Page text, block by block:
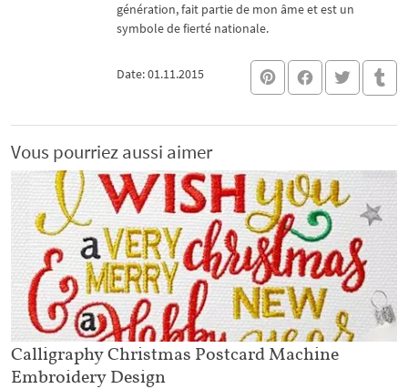
génération, fait partie de mon âme et est un
symbole de fierté nationale.
Date: 01.11.2015
Vous pourriez aussi aimer
Calligraphy Christmas Postcard Machine
Embroidery Design